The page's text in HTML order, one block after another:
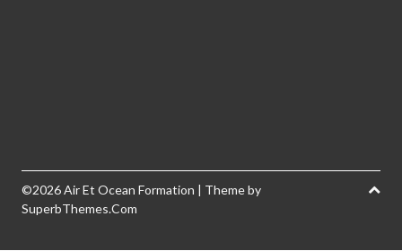
©2026 Air Et Ocean Formation | Theme by
SuperbThemes.Com